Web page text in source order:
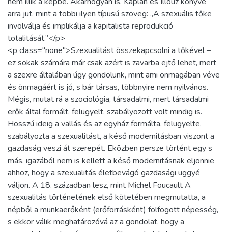
arra jut, mint a többi ilyen típusú szöveg: „A szexuális tőke
involválja és implikálja a kapitalista reprodukció
totalitását.”</p>
<p class="none">Szexualitást összekapcsolni a tőkével –
ez sokak számára már csak azért is zavarba ejtő lehet, mert
a szexre általában úgy gondolunk, mint ami önmagában véve
és önmagáért is jó, s bár társas, többnyire nem nyilvános.
Mégis, mutat rá a szociológia, társadalmi, mert társadalmi
erők által formált, felügyelt, szabályozott volt mindig is.
Hosszú ideig a vallás és az egyház formálta, felügyelte,
szabályozta a szexualitást, a késő modernitásban viszont a
gazdaság veszi át szerepét. Eközben persze történt egy s
más, igazából nem is kellett a késő modernitásnak eljönnie
ahhoz, hogy a szexualitás életbevágó gazdasági üggyé
váljon. A 18. században lesz, mint Michel Foucault A
szexualitás történetének első kötetében megmutatta, a
népből a munkaerőként (erőforrásként) fölfogott népesség,
s ekkor válik meghatározóvá az a gondolat, hogy a